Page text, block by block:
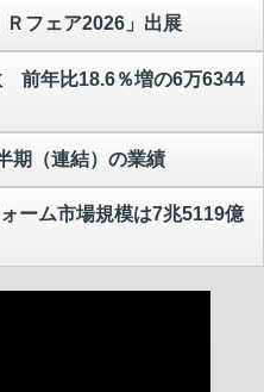
フェア2026」出展
前年比18.6％増の6万6344
期（連結）の業績
ーム市場規模は7兆5119億